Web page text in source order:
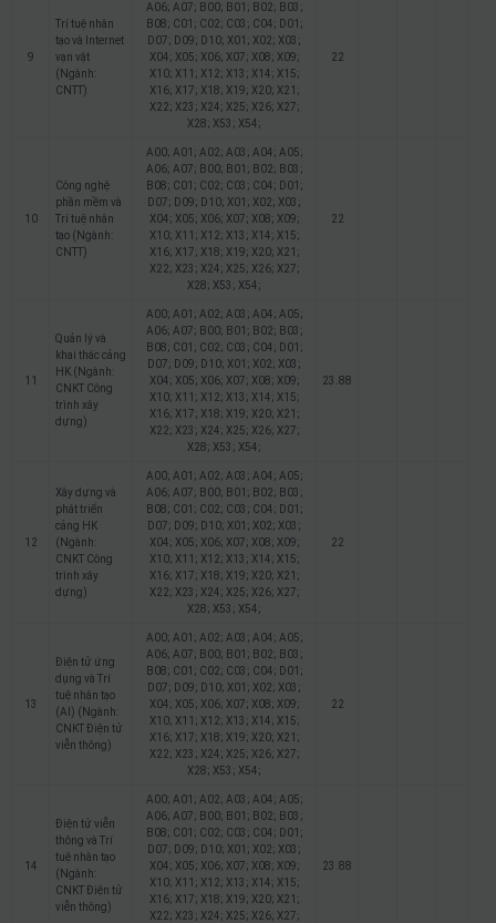
9
Trí tuệ nhân
tạo và Internet
vạn vật
(Ngành:
CNTT)
A06; A07; B00; B01; B02; B03;
B08; C01; C02; C03; C04; D01;
D07; D09; D10; X01; X02; X03;
X04; X05; X06; X07; X08; X09;
X10; X11; X12; X13; X14; X15;
X16; X17; X18; X19; X20; X21;
X22; X23; X24; X25; X26; X27;
X28; X53; X54;
22
10
Công nghệ
phần mềm và
Trí tuệ nhân
tạo (Ngành:
CNTT)
A00; A01; A02; A03; A04; A05;
A06; A07; B00; B01; B02; B03;
B08; C01; C02; C03; C04; D01;
D07; D09; D10; X01; X02; X03;
X04; X05; X06; X07; X08; X09;
X10; X11; X12; X13; X14; X15;
X16; X17; X18; X19; X20; X21;
X22; X23; X24; X25; X26; X27;
X28; X53; X54;
22
11
Quản lý và
khai thác cảng
HK (Ngành:
CNKT Công
trình xây
dựng)
A00; A01; A02; A03; A04; A05;
A06; A07; B00; B01; B02; B03;
B08; C01; C02; C03; C04; D01;
D07; D09; D10; X01; X02; X03;
X04; X05; X06; X07; X08; X09;
X10; X11; X12; X13; X14; X15;
X16; X17; X18; X19; X20; X21;
X22; X23; X24; X25; X26; X27;
X28; X53; X54;
23.88
12
Xây dựng và
phát triển
cảng HK
(Ngành:
CNKT Công
trình xây
dựng)
A00; A01; A02; A03; A04; A05;
A06; A07; B00; B01; B02; B03;
B08; C01; C02; C03; C04; D01;
D07; D09; D10; X01; X02; X03;
X04; X05; X06; X07; X08; X09;
X10; X11; X12; X13; X14; X15;
X16; X17; X18; X19; X20; X21;
X22; X23; X24; X25; X26; X27;
X28; X53; X54;
22
13
Điện tử ứng
dụng và Trí
tuệ nhân tạo
(AI) (Ngành:
CNKT Điện tử
viễn thông)
A00; A01; A02; A03; A04; A05;
A06; A07; B00; B01; B02; B03;
B08; C01; C02; C03; C04; D01;
D07; D09; D10; X01; X02; X03;
X04; X05; X06; X07; X08; X09;
X10; X11; X12; X13; X14; X15;
X16; X17; X18; X19; X20; X21;
X22; X23; X24; X25; X26; X27;
X28; X53; X54;
22
14
Điện tử viễn
thông và Trí
tuệ nhân tạo
(Ngành:
CNKT Điện tử
viễn thông)
A00; A01; A02; A03; A04; A05;
A06; A07; B00; B01; B02; B03;
B08; C01; C02; C03; C04; D01;
D07; D09; D10; X01; X02; X03;
X04; X05; X06; X07; X08; X09;
X10; X11; X12; X13; X14; X15;
X16; X17; X18; X19; X20; X21;
X22; X23; X24; X25; X26; X27;
23.88